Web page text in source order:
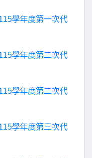
學年度第一次代
學年度第二次代
學年度第二次代
學年度第三次代